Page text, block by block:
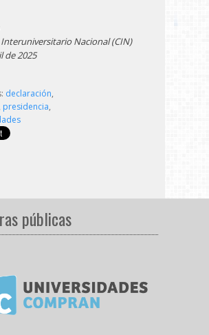
Nacional (CIN)
de 2025
declaración,
presidencia,
públicas